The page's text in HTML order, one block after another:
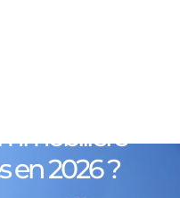
en 2026 ?